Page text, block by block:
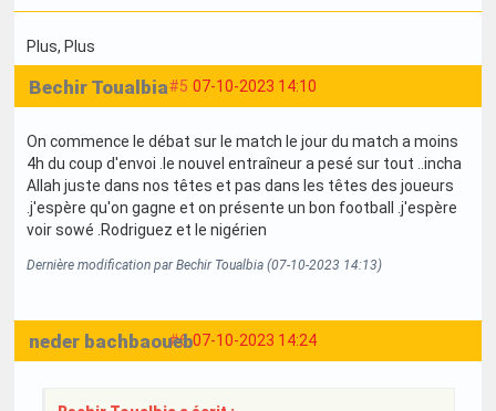
Plus, Plus
#5 07-10-2023 14:10
Bechir Toualbia
On commence le débat sur le match le jour du match a moins
4h du coup d'envoi .le nouvel entraîneur a pesé sur tout ..incha
Allah juste dans nos têtes et pas dans les têtes des joueurs
.j'espère qu'on gagne et on présente un bon football .j'espère
voir sowé .Rodriguez et le nigérien
Dernière modification par Bechir Toualbia (07-10-2023 14:13)
#6 07-10-2023 14:24
neder bachbaoueb